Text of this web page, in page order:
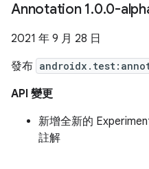
Annotation 1.0.0-
2021 年 9 月 28 日
發布
API 變更
新增全新的
註解